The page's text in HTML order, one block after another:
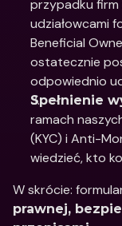
przypadku firm
udziałowcami
Beneficial
ostatecznie
odpowiednio
Spełnienie
ramach
(KYC) i Anti-
wiedzieć, kto
W skrócie:
prawnej,